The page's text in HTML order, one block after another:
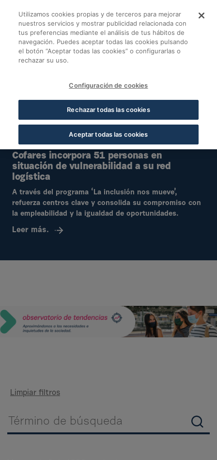
Noticias y eventos -
Cofares incorpora 51 personas en
situación de vulnerabilidad a su red
logística
A través del programa ‘La inclusión nos mueve’,
refuerza centros clave y consolida su compromiso con
la empleabilidad y la igualdad de oportunidades.
Leer más.
Limpiar filtros
Utilizamos cookies propias y de terceros para mejorar
nuestros servicios y mostrar publicidad relacionada con
tus preferencias mediante el análisis de tus hábitos de
navegación. Puedes aceptar todas las cookies pulsando
el botón “Aceptar todas las cookies” o configurarlas o
rechazar su uso.
Configuración de cookies
Rechazar todas las cookies
Aceptar todas las cookies